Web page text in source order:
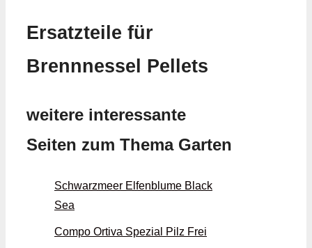
Ersatzteile für
Brennnessel Pellets
weitere interessante
Seiten zum Thema Garten
Schwarzmeer Elfenblume Black
Sea
Compo Ortiva Spezial Pilz Frei